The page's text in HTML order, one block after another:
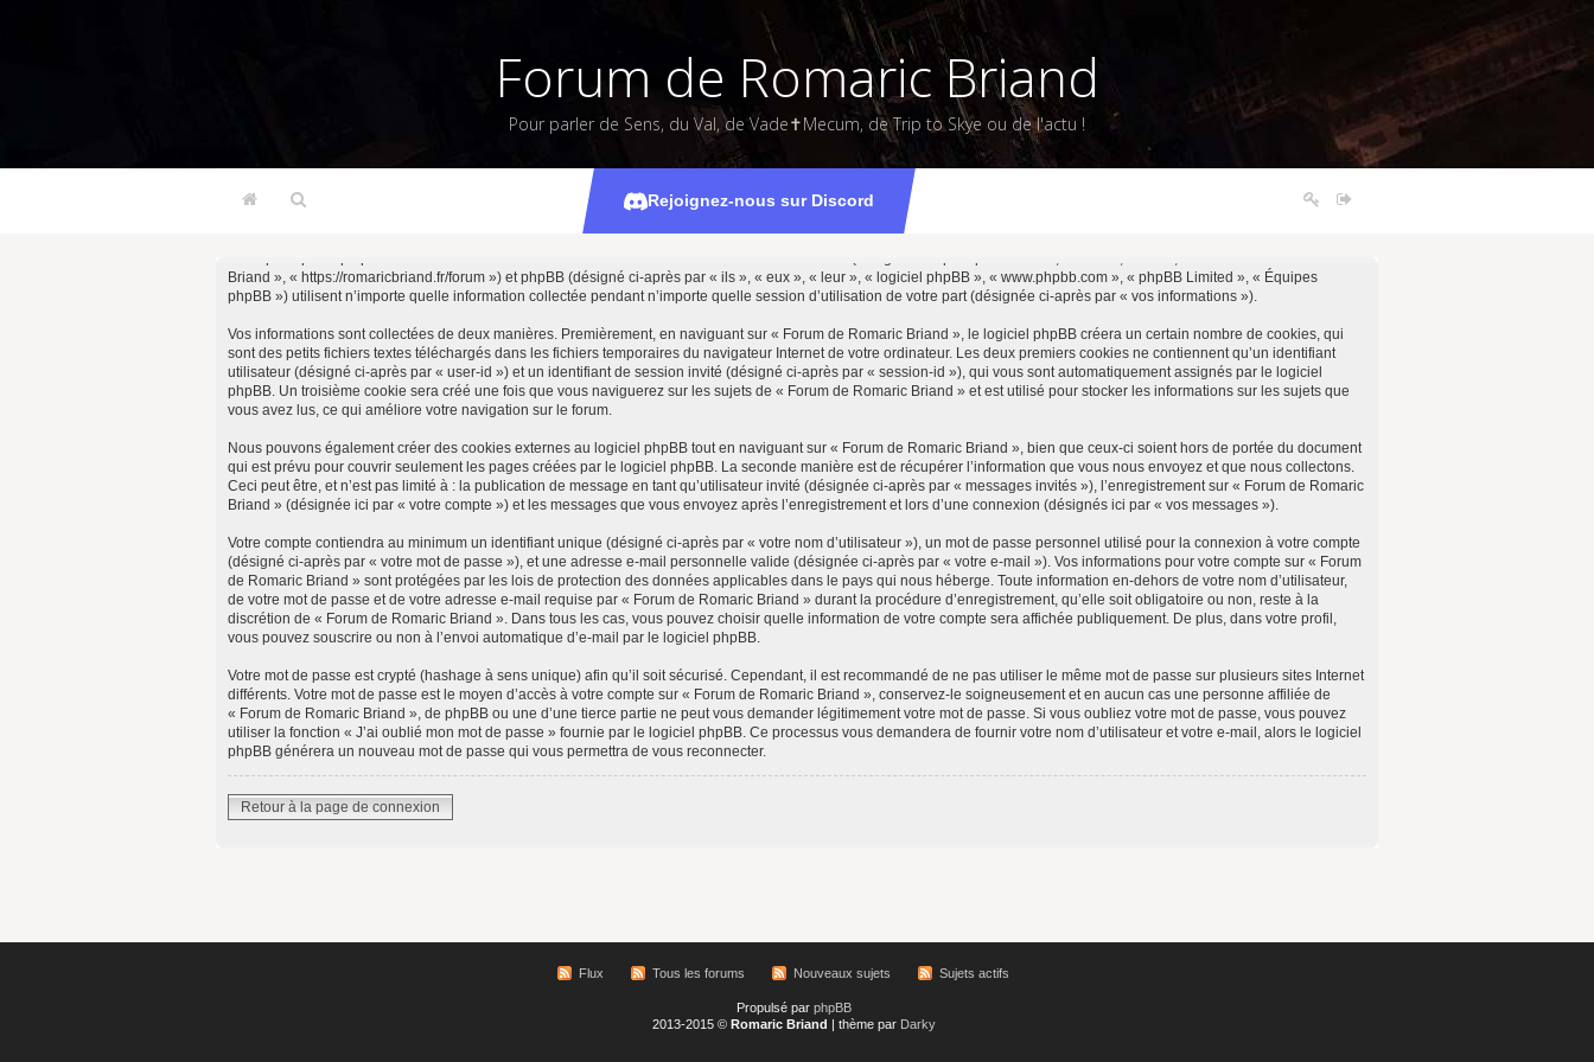
Forum de Romaric Briand
Pour parler de Sens, du Val, de Vade✝Mecum, de Trip to Skye ou de l'actu !
Rejoignez-nous sur DiscordPolitique de vie privée
Briand », « https://romaricbriand.fr/forum ») et phpBB (désigné ci-après par « ils », « eux », « leur », « logiciel phpBB », « www.phpbb.com », « phpBB Limited », « Équipes
phpBB ») utilisent n’importe quelle information collectée pendant n’importe quelle session d’utilisation de votre part (désignée ci-après par « vos informations »).
Vos informations sont collectées de deux manières. Premièrement, en naviguant sur « Forum de Romaric Briand », le logiciel phpBB créera un certain nombre de cookies, qui
sont des petits fichiers textes téléchargés dans les fichiers temporaires du navigateur Internet de votre ordinateur. Les deux premiers cookies ne contiennent qu’un identifiant
utilisateur (désigné ci-après par « user-id ») et un identifiant de session invité (désigné ci-après par « session-id »), qui vous sont automatiquement assignés par le logiciel
phpBB. Un troisième cookie sera créé une fois que vous naviguerez sur les sujets de « Forum de Romaric Briand » et est utilisé pour stocker les informations sur les sujets que
vous avez lus, ce qui améliore votre navigation sur le forum.
Nous pouvons également créer des cookies externes au logiciel phpBB tout en naviguant sur « Forum de Romaric Briand », bien que ceux-ci soient hors de portée du document
qui est prévu pour couvrir seulement les pages créées par le logiciel phpBB. La seconde manière est de récupérer l’information que vous nous envoyez et que nous collectons.
Ceci peut être, et n’est pas limité à : la publication de message en tant qu’utilisateur invité (désignée ci-après par « messages invités »), l’enregistrement sur « Forum de Romaric
Briand » (désignée ici par « votre compte ») et les messages que vous envoyez après l’enregistrement et lors d’une connexion (désignés ici par « vos messages »).
Votre compte contiendra au minimum un identifiant unique (désigné ci-après par « votre nom d’utilisateur »), un mot de passe personnel utilisé pour la connexion à votre compte
(désigné ci-après par « votre mot de passe »), et une adresse e-mail personnelle valide (désignée ci-après par « votre e-mail »). Vos informations pour votre compte sur « Forum
de Romaric Briand » sont protégées par les lois de protection des données applicables dans le pays qui nous héberge. Toute information en-dehors de votre nom d’utilisateur,
de votre mot de passe et de votre adresse e-mail requise par « Forum de Romaric Briand » durant la procédure d’enregistrement, qu’elle soit obligatoire ou non, reste à la
discrétion de « Forum de Romaric Briand ». Dans tous les cas, vous pouvez choisir quelle information de votre compte sera affichée publiquement. De plus, dans votre profil,
vous pouvez souscrire ou non à l’envoi automatique d’e-mail par le logiciel phpBB.
Votre mot de passe est crypté (hashage à sens unique) afin qu’il soit sécurisé. Cependant, il est recommandé de ne pas utiliser le même mot de passe sur plusieurs sites Internet
différents. Votre mot de passe est le moyen d’accès à votre compte sur « Forum de Romaric Briand », conservez-le soigneusement et en aucun cas une personne affiliée de
« Forum de Romaric Briand », de phpBB ou une d’une tierce partie ne peut vous demander légitimement votre mot de passe. Si vous oubliez votre mot de passe, vous pouvez
utiliser la fonction « J’ai oublié mon mot de passe » fournie par le logiciel phpBB. Ce processus vous demandera de fournir votre nom d’utilisateur et votre e-mail, alors le logiciel
phpBB générera un nouveau mot de passe qui vous permettra de vous reconnecter.
Retour à la page de connexion
Flux Tous les forums Nouveaux sujets Sujets actifs
Propulsé par phpBB
2013-2015 © Romaric Briand | thème par Darky